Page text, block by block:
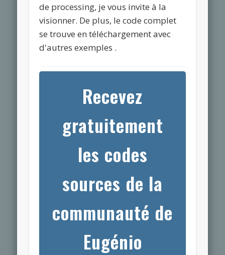
de processing, je vous invite à la
visionner. De plus, le code complet
se trouve en téléchargement avec
d'autres exemples .
Recevez
gratuitement
les codes
sources de la
communauté de
Eugénio